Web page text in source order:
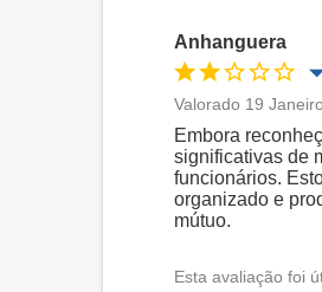
Anhanguera
Oportunidade
Ambiente de
empresa
Valorado 19
Embora
significativas de
funcionários.
organizado e
mútuo.
Esta avaliação foi